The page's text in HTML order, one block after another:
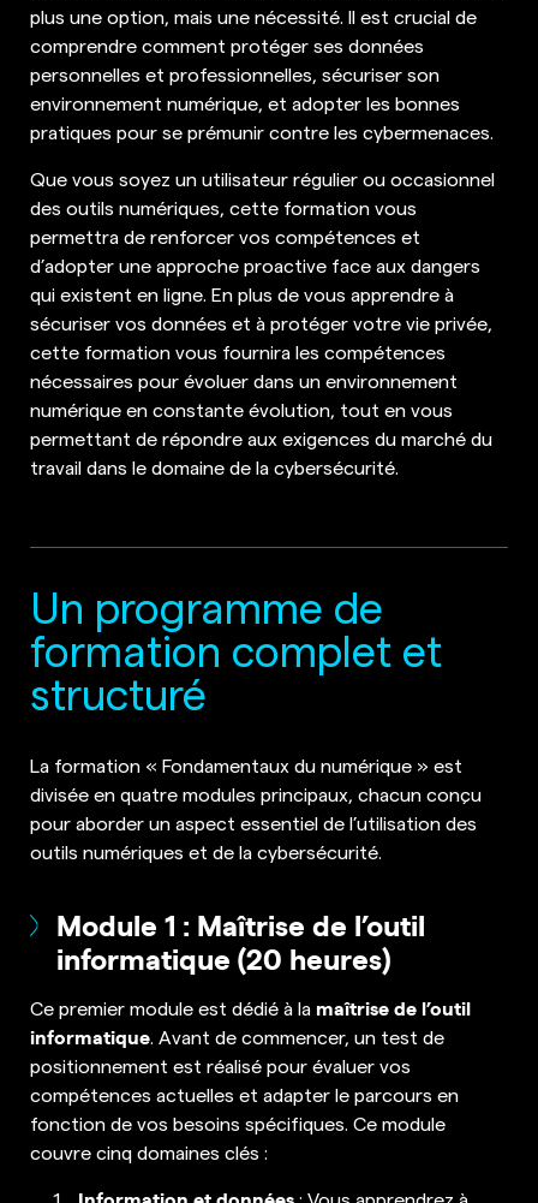
plus une option, mais une nécessité. Il est crucial de
comprendre comment protéger ses données
personnelles et professionnelles, sécuriser son
environnement numérique, et adopter les bonnes
pratiques pour se prémunir contre les cybermenaces.
Que vous soyez un utilisateur régulier ou occasionnel
des outils numériques, cette formation vous
permettra de renforcer vos compétences et
d’adopter une approche proactive face aux dangers
qui existent en ligne. En plus de vous apprendre à
sécuriser vos données et à protéger votre vie privée,
cette formation vous fournira les compétences
nécessaires pour évoluer dans un environnement
numérique en constante évolution, tout en vous
permettant de répondre aux exigences du marché du
travail dans le domaine de la cybersécurité.
Un programme de
formation complet et
structuré
La formation « Fondamentaux du numérique » est
divisée en quatre modules principaux, chacun conçu
pour aborder un aspect essentiel de l’utilisation des
outils numériques et de la cybersécurité.
Module 1 : Maîtrise de l’outil
informatique (20 heures)
Ce premier module est dédié à la maîtrise de l’outil
informatique . Avant de commencer, un test de
positionnement est réalisé pour évaluer vos
compétences actuelles et adapter le parcours en
fonction de vos besoins spécifiques. Ce module
couvre cinq domaines clés :
: Vous apprendrez à